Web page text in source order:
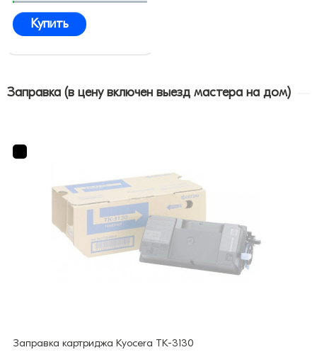
Купить
Заправка (в цену включен выезд мастера на дом)
Заправка картриджа Kyocera TK-3130